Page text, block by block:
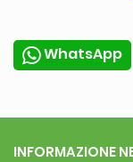
WhatsApp
INFORMAZIONE